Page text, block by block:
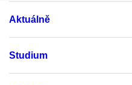
Aktuálně
Studium